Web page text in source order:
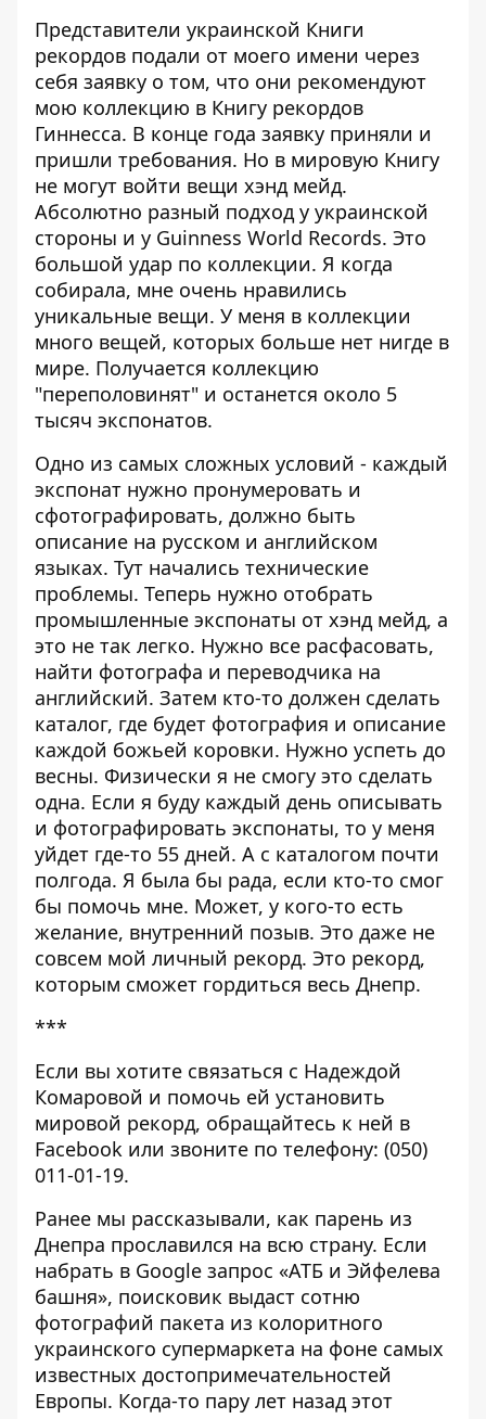
Представители украинской Книги
рекордов подали от моего имени через
себя заявку о том, что они рекомендуют
мою коллекцию в Книгу рекордов
Гиннесса. В конце года заявку приняли и
пришли требования. Но в мировую Книгу
не могут войти вещи хэнд мейд.
Абсолютно разный подход у украинской
стороны и у Guinness World Records. Это
большой удар по коллекции. Я когда
собирала, мне очень нравились
уникальные вещи. У меня в коллекции
много вещей, которых больше нет нигде в
мире. Получается коллекцию
"переполовинят" и останется около 5
тысяч экспонатов.
Одно из самых сложных условий - каждый
экспонат нужно пронумеровать и
сфотографировать, должно быть
описание на русском и английском
языках. Тут начались технические
проблемы. Теперь нужно отобрать
промышленные экспонаты от хэнд мейд, а
это не так легко. Нужно все расфасовать,
найти фотографа и переводчика на
английский. Затем кто-то должен сделать
каталог, где будет фотография и описание
каждой божьей коровки. Нужно успеть до
весны. Физически я не смогу это сделать
одна. Если я буду каждый день описывать
и фотографировать экспонаты, то у меня
уйдет где-то 55 дней. А с каталогом почти
полгода. Я была бы рада, если кто-то смог
бы помочь мне. Может, у кого-то есть
желание, внутренний позыв. Это даже не
совсем мой личный рекорд. Это рекорд,
которым сможет гордиться весь Днепр.
***
Если вы хотите связаться с Надеждой
Комаровой и помочь ей установить
мировой рекорд, обращайтесь к ней в
Facebook или звоните по телефону: (050)
011-01-19.
Ранее мы рассказывали, как парень из
Днепра прославился на всю страну. Если
набрать в Google запрос «АТБ и Эйфелева
башня», поисковик выдаст сотню
фотографий пакета из колоритного
украинского супермаркета на фоне самых
известных достопримечательностей
Европы. Когда-то пару лет назад этот